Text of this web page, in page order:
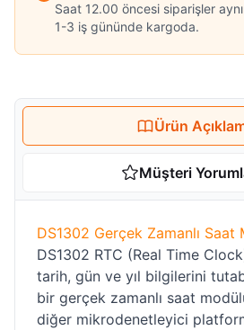
Saat 12.00 öncesi siparişler
1-3 iş gününde kargoda.
Ürün
Müşteri
DS1302 Gerçek Zamanlı Saat
DS1302 RTC (Real Time
tarih, gün ve yıl bilgilerini
bir gerçek zamanlı saat
diğer mikrodenetleyici